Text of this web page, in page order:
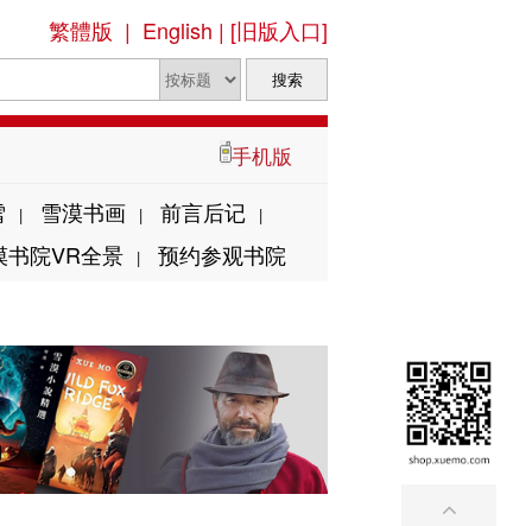
繁體版 | English | [旧版入口]
手机版
| 雪漠书画 | 前言后记 |
书院VR全景 | 预约参观书院